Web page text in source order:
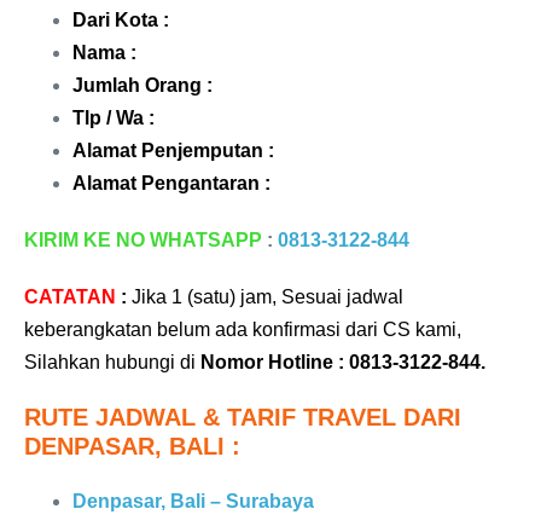
Dari Kota :
Nama :
Jumlah Orang :
Tlp / Wa :
Alamat Penjemputan :
Alamat Pengantaran :
KIRIM KE NO WHATSAPP : 0813-3122-844
CATATAN : Jika 1 (satu) jam, Sesuai jadwal
keberangkatan belum ada konfirmasi dari CS kami,
Silahkan hubungi di Nomor Hotline : 0813-3122-844.
RUTE JADWAL & TARIF TRAVEL DARI
DENPASAR, BALI :
Denpasar, Bali – Surabaya